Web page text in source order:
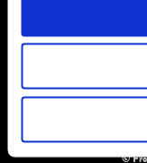
Aviso
©